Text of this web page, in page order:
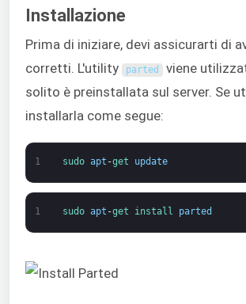
Installazione
Prima di iniziare, devi assicurarti di
corretti. L'utility
parted viene
solito è preinstallata sul server. Se
installarla come segue:
1 sudo apt -get update
1 sudo apt -get install parted